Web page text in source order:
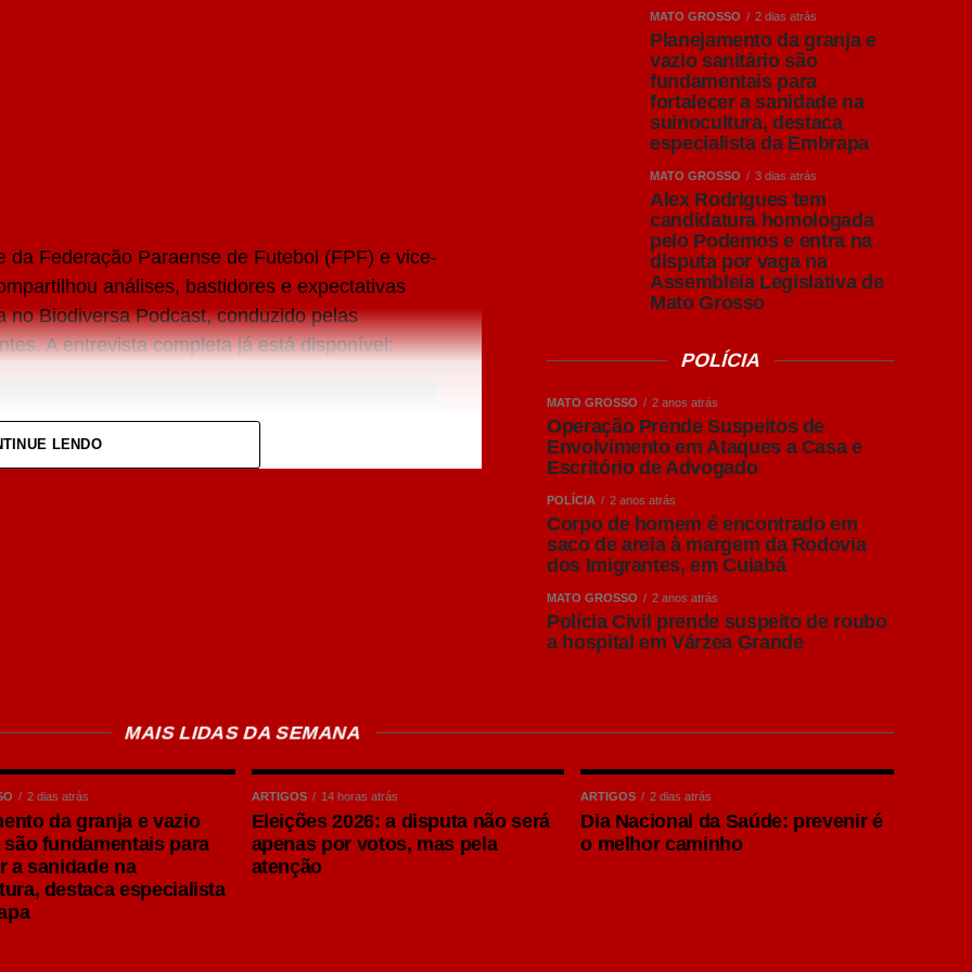
Federação Paraense de Futebol (FPF) e vice-
análises, bastidores e expectativas
no Biodiversa Podcast, conduzido pelas
A entrevista completa já está disponível:
rumo ao Mundial, Ricardo demonstrou
quem tem colocado outras seleções
LENDO
MATO GROSSO 2 dias atrás
Planejamento da granja e
vazio sanitário são
fundamentais para
fortalecer a sanidade na
suinocultura, destaca
especialista da Embrapa
MATO GROSSO 3 dias atrás
Alex Rodrigues tem
candidatura homologada
pelo Podemos e entra na
disputa por vaga na
Assembleia Legislativa de
Mato Grosso
POLÍCIA
MATO GROSSO 2 anos atrás
Operação Prende Suspeitos de
Envolvimento em Ataques a Casa e
Escritório de Advogado
POLÍCIA 2 anos atrás
Corpo de homem é encontrado em
saco de areia à margem da Rodovia
dos Imigrantes, em Cuiabá
MATO GROSSO 2 anos atrás
Polícia Civil prende suspeito de roubo
a hospital em Várzea Grande
MAIS LIDAS DA SEMANA
2 dias atrás
da granja e vazio
fundamentais para
a sanidade na
destaca especialista
ARTIGOS 14 horas atrás
Eleições 2026: a disputa não será
apenas por votos, mas pela
atenção
ARTIGOS 2 dias atrás
Dia Nacional da Saúde: prevenir é
o melhor caminho